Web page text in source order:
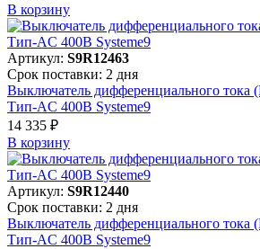
В корзинy
Артикул: S9R12463
Срок поставки: 2 дня
Выключатель дифференциального
Тип-AC 400В Systeme9
14 335 ₽
В корзинy
Артикул: S9R12440
Срок поставки: 2 дня
Выключатель дифференциального
Тип-AC 400В Systeme9